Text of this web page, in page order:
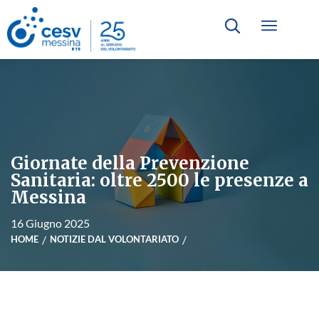
Giornate della Prevenzione
Sanitaria: oltre 2500 le presenze a
Messina
16 Giugno 2025
HOME NOTIZIE DAL VOLONTARIATO